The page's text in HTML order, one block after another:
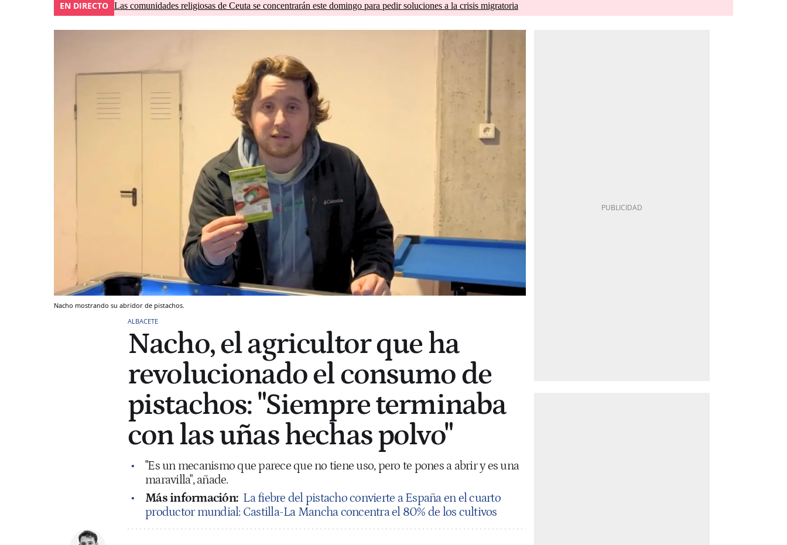
EN DIRECTO Las comunidades religiosas de Ceuta se concentrarán este domingo para pedir soluciones a la crisis migratoria
Nacho mostrando su abridor de pistachos.
ALBACETE
Nacho, el agricultor que ha
revolucionado el consumo de
pistachos: "Siempre terminaba
con las uñas hechas polvo"
"Es un mecanismo que parece que no tiene uso, pero te pones a abrir y es una
maravilla", añade.
Más información: La fiebre del pistacho convierte a España en el cuarto
productor mundial: Castilla-La Mancha concentra el 80% de los cultivos